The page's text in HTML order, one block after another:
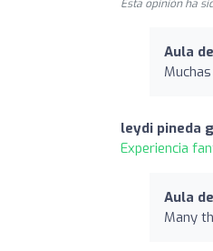
Esta opinión ha
Aula
leydi pineda
Experiencia
Aula
Many